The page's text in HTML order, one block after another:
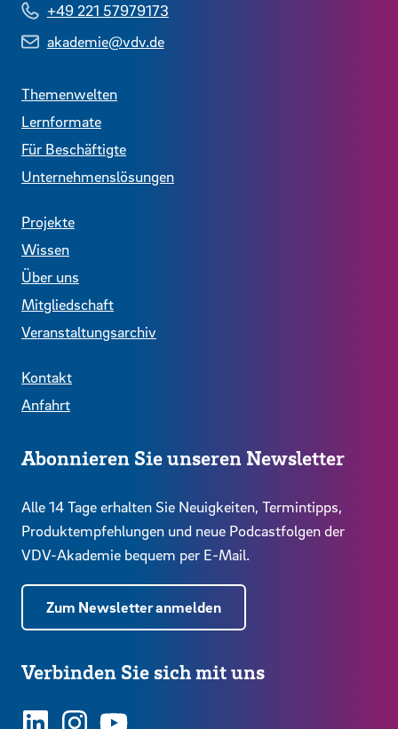
+49 221 57979173
akademie@vdv.de
Abonnieren Sie unseren Newsletter
Alle 14 Tage erhalten Sie Neuigkeiten, Termintipps,
Produktempfehlungen und neue Podcastfolgen der
VDV-Akademie bequem per E-Mail.
Zum Newsletter anmelden
Verbinden Sie sich mit uns
LinkedInInstagram
YouTube
Themenwelten
Lernformate
Für Beschäftigte
Unternehmenslösungen
Projekte
Wissen
Über uns
Mitgliedschaft
Veranstaltungsarchiv
Kontakt
Anfahrt